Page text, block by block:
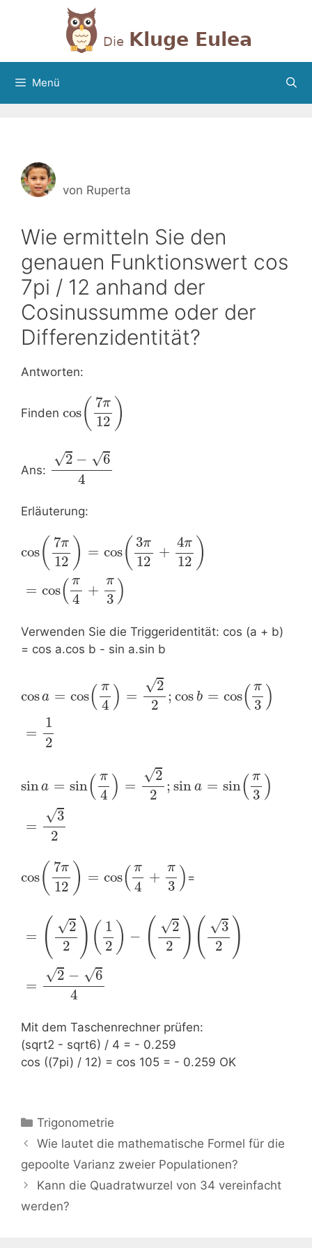
Menü
von Ruperta
Wie ermitteln Sie den
genauen Funktionswert cos
7pi / 12 anhand der
Cosinussumme oder der
Differenzidentität?
Antworten:
Finden cos( 7π
12 )
Ans:
√2 − √6
4
Erläuterung:
cos( 7π
12 ) = cos( 3π
12
+
4π
12 )
= cos( π
4
+
π
3 )
Verwenden Sie die Triggeridentität: cos (a + b)
= cos a.cos b - sin a.sin b
cosa = cos( π
4 ) =
√2
2
; cos b = cos( π
3 )
=
1
2
sina = sin( π
4 ) =
√2
2
; sin a = sin( π
3 )
=
√3
2
cos( 7π
12 ) = cos( π
4
+
π
3 ) =
= ( √2
2
)( 1
2 ) − ( √2
2
)( √3
2
)
=
√2 − √6
4
Mit dem Taschenrechner prüfen:
(sqrt2 - sqrt6) / 4 = - 0.259
cos ((7pi) / 12) = cos 105 = - 0.259 OK
Kategorien
Trigonometrie
Beitrags-
Navigation
Wie lautet die mathematische Formel für die
gepoolte Varianz zweier Populationen?
Kann die Quadratwurzel von 34 vereinfacht
werden?